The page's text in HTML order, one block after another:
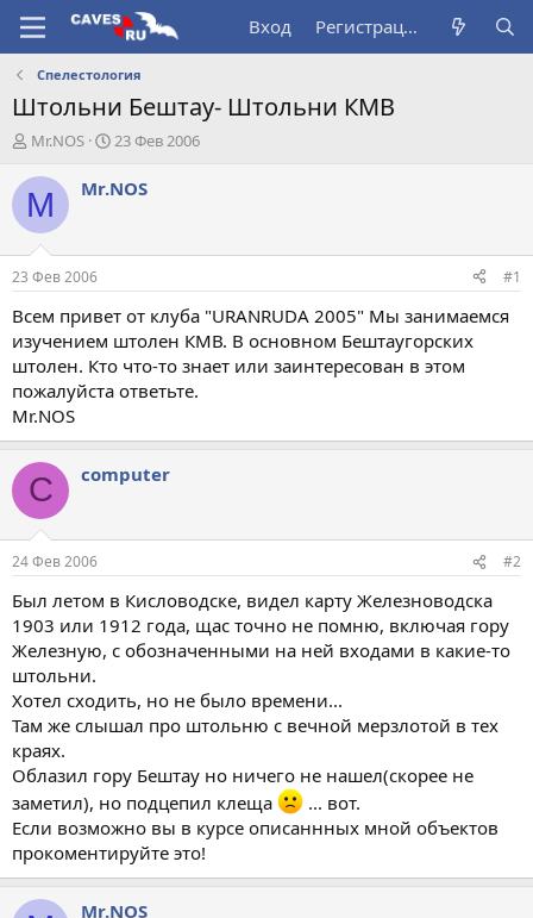
Вход Регистрация
Спелестология
Штольни Бештау- Штольни КМВ
А
т
о
т
е
м
ы
Mr.NOS
Д
т
а
л
23 Фев 2006
M Mr.NOS
23 Фев 2006 #1
Всем привет от клуба "URANRUDA 2005" Мы занимаемся
изучением штолен КМВ. В основном Бештаугорских
штолен. Кто что-то знает или заинтересован в этом
пожалуйста ответьте.
Mr.NOS
C computer
24 Фев 2006 #2
Был летом в Кисловодске, видел карту Железноводска
1903 или 1912 года, щас точно не помню, включая гору
Железную, с обозначенными на ней входами в какие-то
штольни.
Хотел сходить, но не было времени...
Там же слышал про штольню с вечной мерзлотой в тех
краях.
Облазил гору Бештау но ничего не нашел(скорее не
заметил), но подцепил клеща
... вот.
Если возможно вы в курсе описаннных мной объектов
прокоментируйте это!
Mr.NOS